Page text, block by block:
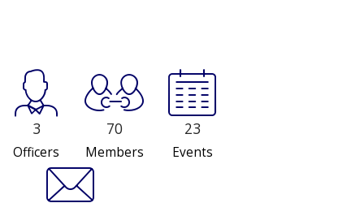
3
Officers
70
Members
23
Events